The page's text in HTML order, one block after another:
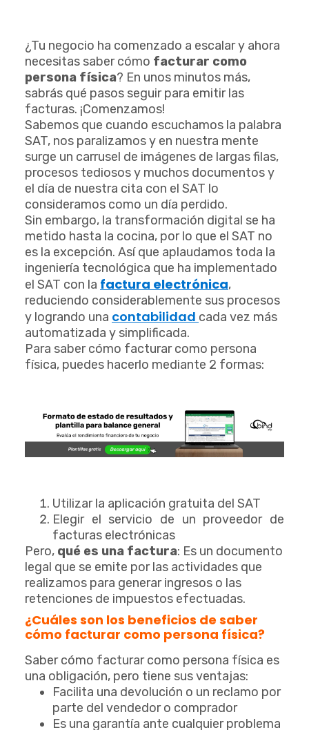
¿Tu negocio ha comenzado a escalar y ahora
necesitas saber cómo facturar como
persona física? En unos minutos más,
sabrás qué pasos seguir para emitir las
facturas. ¡Comenzamos!
Sabemos que cuando escuchamos la palabra
SAT, nos paralizamos y en nuestra mente
surge un carrusel de imágenes de largas filas,
procesos tediosos y muchos documentos y
el día de nuestra cita con el SAT lo
consideramos como un día perdido.
Sin embargo, la transformación digital se ha
metido hasta la cocina, por lo que el SAT no
es la excepción. Así que aplaudamos toda la
ingeniería tecnológica que ha implementado
el SAT con la factura electrónica,
reduciendo considerablemente sus procesos
y logrando una contabilidad cada vez más
automatizada y simplificada.
Para saber cómo facturar como persona
física, puedes hacerlo mediante 2 formas:
Utilizar la aplicación gratuita del SAT
Elegir el servicio de un proveedor de
facturas electrónicas
Pero, qué es una factura: Es un documento
legal que se emite por las actividades que
realizamos para generar ingresos o las
retenciones de impuestos efectuadas.
¿Cuáles son los beneficios de saber
cómo facturar como persona física?
Saber cómo facturar como persona física es
una obligación, pero tiene sus ventajas:
Facilita una devolución o un reclamo por
parte del vendedor o comprador
Es una garantía ante cualquier problema